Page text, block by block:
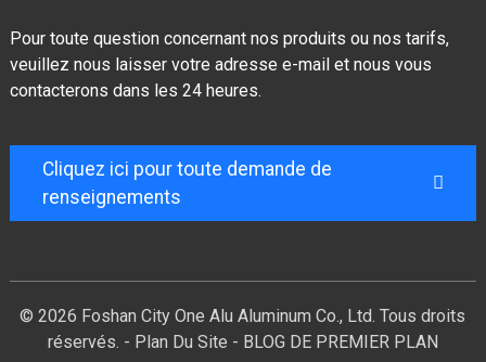
Pour toute question concernant nos produits ou nos tarifs,
veuillez nous laisser votre adresse e-mail et nous vous
contacterons dans les 24 heures.
Cliquez ici pour toute demande de
renseignements
© 2026 Foshan City One Alu Aluminum Co., Ltd. Tous droits
réservés. - Plan Du Site - BLOG DE PREMIER PLAN